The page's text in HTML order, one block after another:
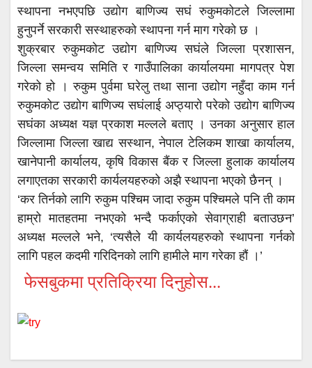
स्थापना नभएपछि उद्योग बाणिज्य सघं रुकुमकोटले जिल्लामा
हुनुपर्ने सरकारी सस्थाहरुको स्थापना गर्न माग गरेको छ ।
शुक्रबार रुकुमकोट उद्योग बाणिज्य सघंले जिल्ला प्रशासन,
जिल्ला समन्वय समिति र गाउँपालिका कार्यालयमा मागपत्र पेश
गरेको हो । रुकुम पुर्वमा घरेलु तथा साना उद्योग नहुँदा काम गर्न
रुकुमकोट उद्योग बाणिज्य सघंलाई अप्ठ्यारो परेको उद्योग बाणिज्य
सघंका अध्यक्ष यज्ञ प्रकाश मल्लले बताए । उनका अनुसार हाल
जिल्लामा जिल्ला खाद्य सस्थान, नेपाल टेलिकम शाखा कार्यालय,
खानेपानी कार्यालय, कृषि विकास बैंक र जिल्ला हुलाक कार्यालय
लगाएतका सरकारी कार्यलयहरुको अझै स्थापना भएको छैनन् ।
‘कर तिर्नको लागि रुकुम पश्चिम जादा रुकुम पश्चिमले पनि ती काम
हाम्रो मातहतमा नभएको भन्दै फर्काएको सेवाग्राही बताउछन’
अध्यक्ष मल्लले भने, ‘त्यसैले यी कार्यलयहरुको स्थापना गर्नको
लागि पहल कदमी गरिदिनको लागि हामीले माग गरेका हौं ।’
फेसबुकमा प्रतिक्रिया दिनुहोस...